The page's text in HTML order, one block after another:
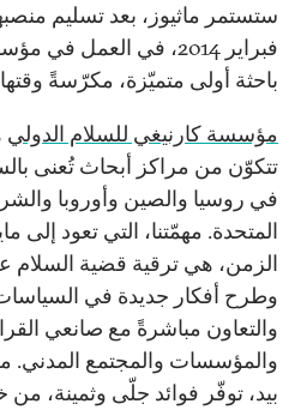
فبراير 2014، في العمل
باحثة أولى متميّزة، مكرّسةً وقتها
مؤسسة كارنيغي للسلام الدولي
تتكوّن من مراكز أبحاث تُعنى
في روسيا والصين وأوروبا
المتحدة. مهمّتنا، التي تعود
الزمن، هي ترقية قضية السلام
وطرح أفكار جديدة في السياسات
والتعاون مباشرةً مع صانعي
والمؤسسات والمجتمع المدني.
بيد، توفّر فوائد جلّى وثمينة،